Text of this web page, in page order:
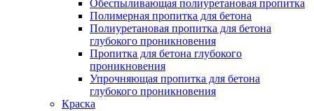
Обеспыливающая полиуретановая пропитка
Полимерная пропитка для бетона
Полиуретановая пропитка для бетона
глубокого проникновения
Пропитка для бетона глубокого
проникновения
Упрочняющая пропитка для бетона
глубокого проникновения
Краска